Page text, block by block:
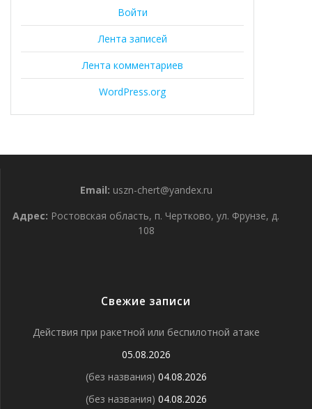
Войти
Лента записей
Лента комментариев
WordPress.org
Email: uszn-chert@yandex.ru
Адрес: Ростовская область, п. Чертково, ул. Фрунзе, д.
108
Свежие записи
Действия при ракетной или беспилотной атаке
05.08.2026
(без названия) 04.08.2026
(без названия) 04.08.2026